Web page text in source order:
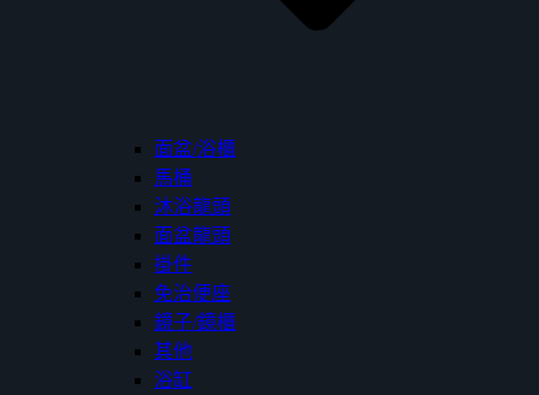
面盆/浴櫃
馬桶
沐浴龍頭
面盆龍頭
掛件
免治便座
鏡子/鏡櫃
其他
浴缸